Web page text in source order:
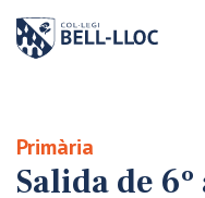
Bell-lloc
Primària
Salida de